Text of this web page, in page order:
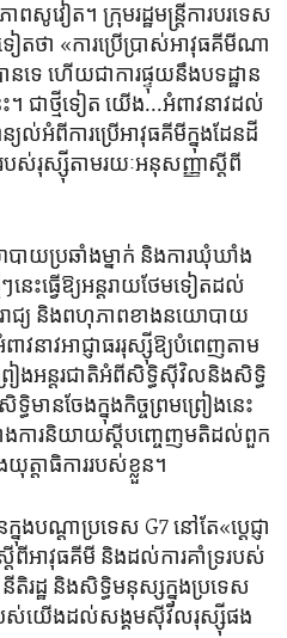
វៀត។ ក្រុម​រដ្ឋមន្ត្រី​ការបរទេស​
ៀត​ថា «​ការ​ប្រើប្រាស់អាវុធ​គី​មី​ណា​
េ​ ហើយ​ជា​ការផ្ទុយ​នឹង​បទដ្ឋាន​
ះ។ ជា​ថ្មី​ទៀត​ យើង...អំពាវនាវ​ដល់​
យល់អំពីការ​ប្រើ​អាវុធគីមី​ក្នុង​ដែន​ដី​
បស់​រុស្ស៊ីតាម​រយៈអនុសញ្ញា​ស្តី​ពី​
បាយ​ប្រឆាំង​ម្នាក់ និងការឃុំឃាំង​
ះធ្វើឱ្យ​អន្តរាយ​ថែម​ទៀត​ដល់
ាជ្យ និងពហុភាព​ខាង​នយោបាយ
វនាវ​អាជ្ញាធរ​រុស្ស៊ីឱ្យ​បំពេញ​តាម
ព្រៀង​អន្តរជាតិ​អំពី​សិទ្ធិស៊ីវិល​និង​សិទ្ធិ​
មាន​ចែង​ក្នុងកិច្ច​ព្រម​ព្រៀង​នេះ
ង​ការនិយាយ​ស្តី​បញ្ចេញ​មតិដល់ពួក
ត្តាធិការរបស់ខ្លួន។
ង​បណ្តា​ប្រទេស G7 នៅតែ​«ប្តេជ្ញា​
តី​ពីអាវុធគីមី​ និង​ដល់ការ​គាំទ្រ​របស់​
រដ្ឋ​ និងសិទ្ធិ​មនុស្សក្នុងប្រទេស​
របស់យើង​ដល់សង្គមស៊ីវិល​រុស្ស៊ីផង​